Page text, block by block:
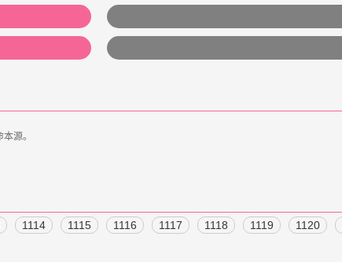
1114 1115 1116 1117 1118 1119 1120